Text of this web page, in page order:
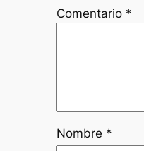
Comentario *
Nombre *